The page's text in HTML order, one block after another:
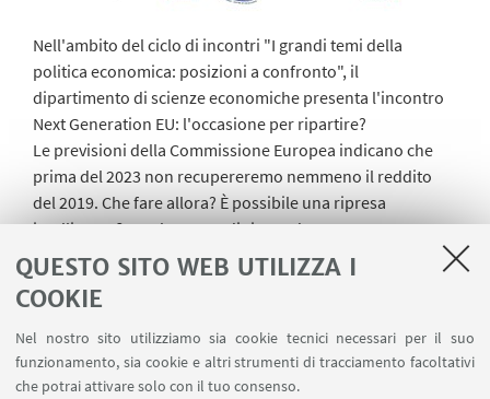
QUESTO SITO WEB UTILIZZA I
COOKIE
Nel nostro sito utilizziamo sia cookie tecnici necessari per il suo
funzionamento, sia cookie e altri strumenti di tracciamento facoltativi
che potrai attivare solo con il tuo consenso.
Nell'ambito del ciclo di incontri "I grandi temi della
politica economica: posizioni a confronto", il
dipartimento di scienze economiche presenta l'incontro
Next Generation EU: l'occasione per ripartire?
Le previsioni della Commissione Europea indicano che
prima del 2023 non recupereremo nemmeno il reddito
del 2019. Che fare allora? È possibile una ripresa
intelligente? Cercheranno di rispondere a queste
domande gli ospiti: Marco Bentivogli (Coordinatore di
Base Italia); Valter Caiumi (Presidente di Confindustria
Emilia); Loredana Federico (Chief Italian Economist,
UniCrediT Research).
Modera: Ferruccio De Bortoli
È possibile seguire la diretta sul canale YouTube del